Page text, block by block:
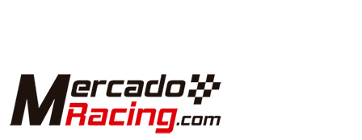
Porsche
Skoda
OTRAS MARCAS